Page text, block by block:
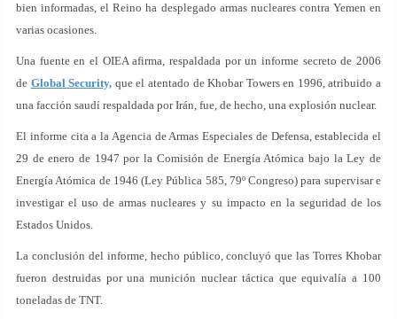
bien informadas, el Reino ha desplegado armas nucleares contra Yemen en
varias ocasiones.
Una fuente en el OIEA afirma, respaldada por un informe secreto de 2006
de Global Security, que el atentado de Khobar Towers en 1996, atribuido a
una facción saudí respaldada por Irán, fue, de hecho, una explosión nuclear.
El informe cita a la Agencia de Armas Especiales de Defensa, establecida el
29 de enero de 1947 por la Comisión de Energía Atómica bajo la Ley de
Energía Atómica de 1946 (Ley Pública 585, 79º Congreso) para supervisar e
investigar el uso de armas nucleares y su impacto en la seguridad de los
Estados Unidos.
La conclusión del informe, hecho público, concluyó que las Torres Khobar
fueron destruidas por una munición nuclear táctica que equivalía a 100
toneladas de TNT.